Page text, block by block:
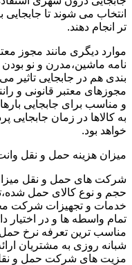
انتخاب می شوند تا
تر انجام دهند.
موارد دیگری مانند مجوز
نامه ماشین،مدرن و نو
بندی هم در جابجایی تاثیر
مجوزهای معتبر قانونی و
و مناسب برای جابجایی
به کالاها در زمان
خواهد بود.
میزان هزینه حمل و نقل
شرکت های حمل و نقل میزان
حجم و نوع کالای حمل
خدمات و تجهیزات شرکت
تمام واسطه ها و در اختیار
شبانه روزی به مشتریان
مزیت های شرکت حمل و نقل